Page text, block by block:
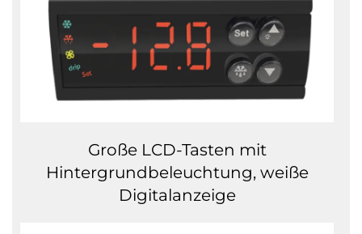
Große LCD-Tasten mit
Hintergrundbeleuchtung, weiße
Digitalanzeige